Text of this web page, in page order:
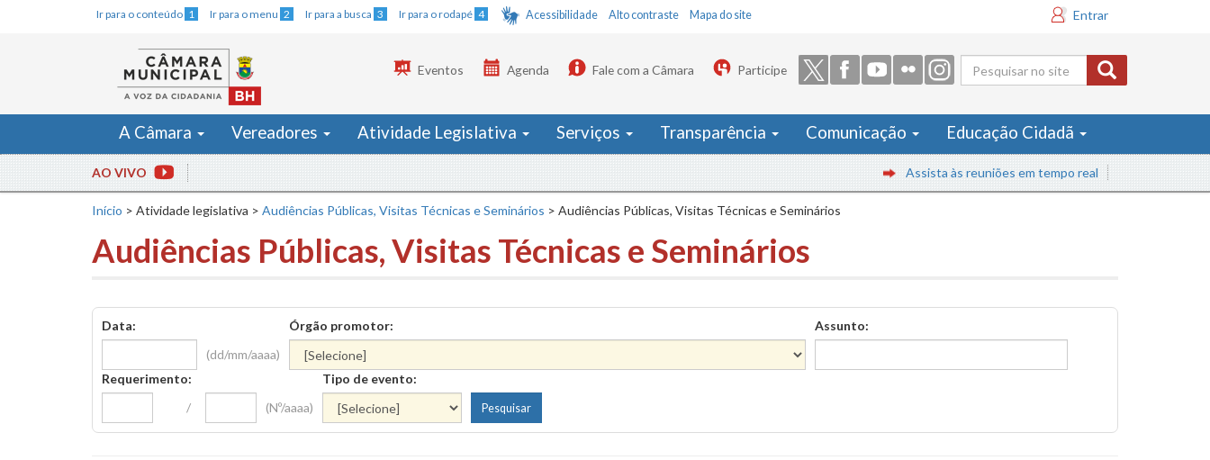
Ir para o conteúdo 1 Ir para o menu 2 Ir para a busca 3 Ir para o rodapé 4 Acessibilidade Alto contraste Mapa do site Entrar
Formulário
de busca
Eventos Agenda Fale com a Câmara Participe
A Câmara Vereadores Atividade Legislativa Serviços Transparência Comunicação Educação Cidadã
AO VIVO Assista às reuniões em tempo real
Início > Atividade legislativa > Audiências Públicas, Visitas Técnicas e Seminários > Audiências Públicas, Visitas Técnicas e Seminários
Audiências Públicas, Visitas Técnicas e Seminários
Data:
(dd/mm/aaaa)
Órgão promotor: Assunto:
Requerimento:
/
(Nº/aaaa)
Tipo de evento: